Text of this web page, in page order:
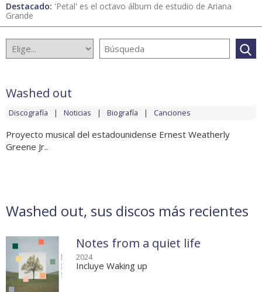
Destacado: 'Petal' es el octavo álbum de estudio de Ariana
Grande
Washed out
Discografía Noticias Biografía Canciones
Proyecto musical del estadounidense Ernest Weatherly
Greene Jr..
Washed out, sus discos más recientes
Notes from a quiet life
2024
Incluye Waking up